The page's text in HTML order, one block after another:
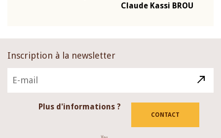
Inscription à la newsletter
Plus d'informations ?
CONTACT